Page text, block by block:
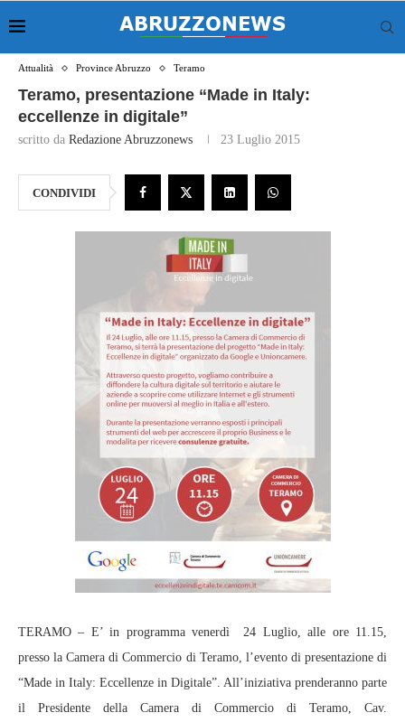
Attualità Province Abruzzo Teramo
Teramo, presentazione “Made in Italy:
eccellenze in digitale”
scritto da Redazione Abruzzonews 23 Luglio 2015
CONDIVIDI
TERAMO – E’ in programma venerdì 24 Luglio, alle ore 11.15,
presso la Camera di Commercio di Teramo, l’evento di presentazione di
“Made in Italy: Eccellenze in Digitale”. All’iniziativa prenderanno parte
il Presidente della Camera di Commercio di Teramo, Cav.